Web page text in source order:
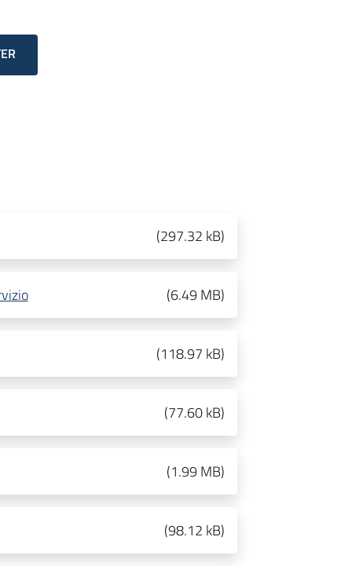
(297.32 kB)
(6.49 MB)
(118.97 kB)
(77.60 kB)
(1.99 MB)
(98.12 kB)